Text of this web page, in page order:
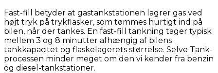
Fast-fill betyder at gastankstationen lagrer gas ved
højt tryk på trykflasker, som tømmes hurtigt ind på
bilen, når der tankes. En fast-fill tankning tager typisk
mellem 3 og 8 minutter afhængig af bilens
tankkapacitet og flaskelagerets størrelse. Selve Tank-
processen minder meget om den vi kender fra benzin
og diesel-tankstationer.